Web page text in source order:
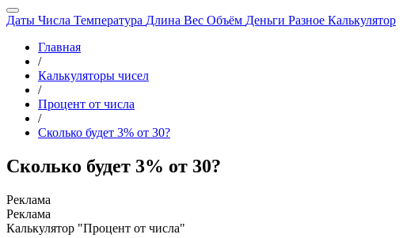
Даты Числа Температура Длина Вес Объём Деньги Разное Калькулятор
Главная
/
Калькуляторы чисел
/
Процент от числа
/
Сколько будет 3% от 30?
Сколько будет 3% от 30?
Калькулятор "Процент от числа"